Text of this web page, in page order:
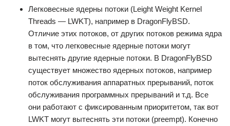
Легковесные ядерны потоки (Leight Weight Kernel
Threads — LWKT), например в DragonFlyBSD.
Отличие этих потоков, от других потоков режима ядра
в том, что легковесные ядерные потоки могут
вытеснять другие ядерные потоки. В DragonFlyBSD
существует множество ядерных потоков, например
поток обслуживания аппаратных прерываний, поток
обслуживания программных прерываний и т.д. Все
они работают с фиксированным приоритетом, так вот
LWKT могут вытеснять эти потоки (preempt). Конечно